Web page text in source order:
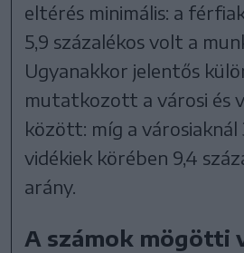
eltérés minimális: a
5,9 százalékos volt a
Ugyanakkor jelentős
mutatkozott a városi és
között: míg a városiaknál
vidékiek körében 9,4
arány.
A számok mögötti